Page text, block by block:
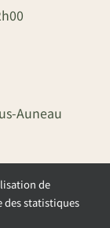
Auneau
de
des statistiques